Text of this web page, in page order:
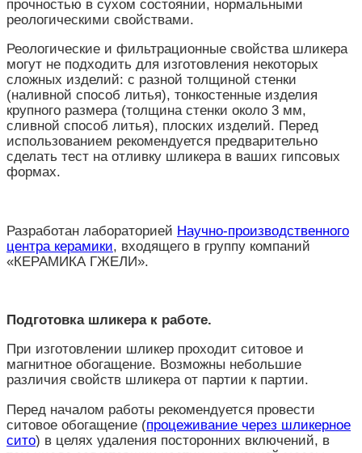
прочностью в сухом состоянии, нормальными
реологическими свойствами.
Реологические и фильтрационные свойства шликера
могут не подходить для изготовления некоторых
сложных изделий: с разной толщиной стенки
(наливной способ литья), тонкостенные изделия
крупного размера (толщина стенки около 3 мм,
сливной способ литья), плоских изделий. Перед
использованием рекомендуется предварительно
сделать тест на отливку шликера в ваших гипсовых
формах.
Разработан лабораторией Научно-производственного
центра керамики, входящего в группу компаний
«КЕРАМИКА ГЖЕЛИ».
Подготовка шликера к работе.
При изготовлении шликер проходит ситовое и
магнитное обогащение. Возможны небольшие
различия свойств шликера от партии к партии.
Перед началом работы рекомендуется провести
ситовое обогащение (процеживание через шликерное
сито) в целях удаления посторонних включений, в